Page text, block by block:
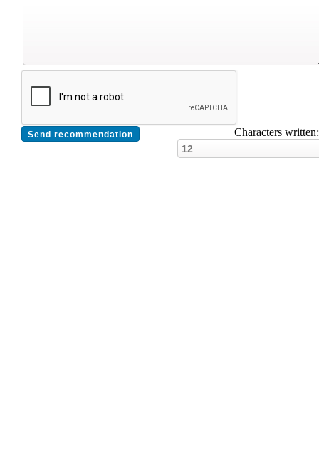
Characters written: